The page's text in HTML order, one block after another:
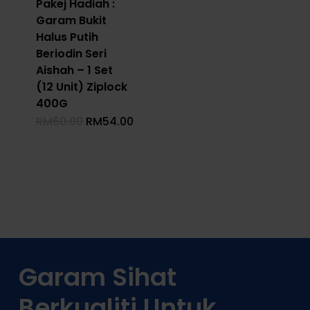
Pakej Hadiah :
Garam Bukit
Halus Putih
Beriodin Seri
Aishah – 1 Set
(12 Unit) Ziplock
400G
Original
RM54.00Current
Garam Sihat